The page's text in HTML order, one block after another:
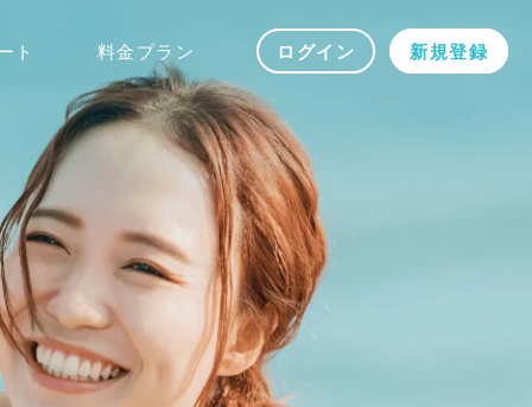
ト 料金プラン ログイン 新規登録